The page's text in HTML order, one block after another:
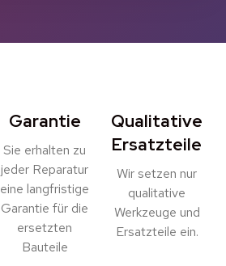
Garantie
Sie erhalten zu
jeder Reparatur
eine langfristige
Garantie für die
ersetzten
Bauteile
Qualitative
Ersatzteile
Wir setzen nur
qualitative
Werkzeuge und
Ersatzteile ein.